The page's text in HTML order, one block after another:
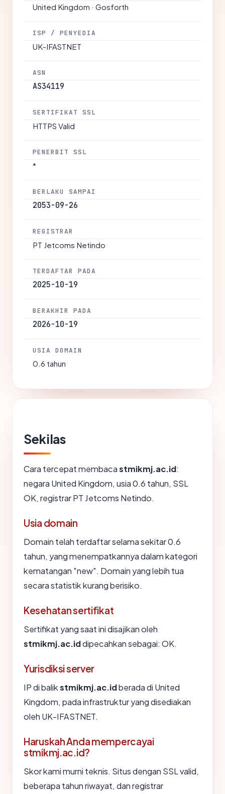
United Kingdom · Gosforth
ISP / PENYEDIA
UK-IFASTNET
ASN
AS34119
SERTIFIKAT SSL
HTTPS Valid
PENERBIT SSL
*
BERLAKU SAMPAI
2053-09-26
REGISTRAR
PT Jetcoms Netindo
TERDAFTAR PADA
2025-10-19
BERAKHIR PADA
2026-10-19
USIA DOMAIN
0.6 tahun
Sekilas
Cara tercepat membacastmikmj.ac.id:
negara United Kingdom, usia 0.6 tahun, SSL
OK, registrar PT Jetcoms Netindo.
Usia domain
Domain telah terdaftar selama sekitar 0.6
tahun, yang menempatkannya dalam kategori
kematangan "new". Domain yang lebih tua
secara statistik kurang berisiko.
Kesehatan sertifikat
Sertifikat yang saat ini disajikan oleh
stmikmj.ac.iddipecahkan sebagai: OK.
Yurisdiksi server
IP di balikstmikmj.ac.idberada di United
Kingdom, pada infrastruktur yang disediakan
oleh UK-IFASTNET.
Haruskah Anda mempercayai
stmikmj.ac.id?
Skor kami murni teknis. Situs dengan SSL valid,
beberapa tahun riwayat, dan registrar